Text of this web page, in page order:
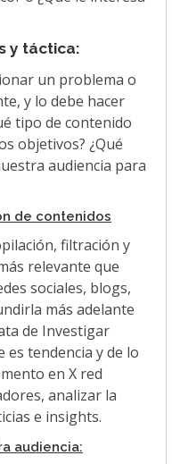
y táctica:
un problema o
y lo debe hacer
tipo de contenido
objetivos? ¿Qué
audiencia para
de contenidos
filtración y
relevante que
sociales, blogs,
más adelante
de Investigar
es tendencia y de lo
en X red
analizar la
e insights.
audiencia: